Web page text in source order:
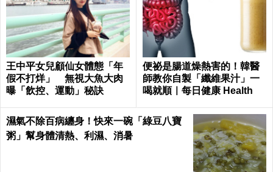
王中平女兒顧仙女體態「年
假不打烊」 無視大魚大肉
曝「飲控、運動」秘訣
便祕是腸道燥熱害的！韓醫
師教你自製「纖維果汁」一
喝就順｜每日健康 Health
濕氣不除百病纏身！快來一碗「綠豆八寶
粥」幫身體清熱、利濕、消暑